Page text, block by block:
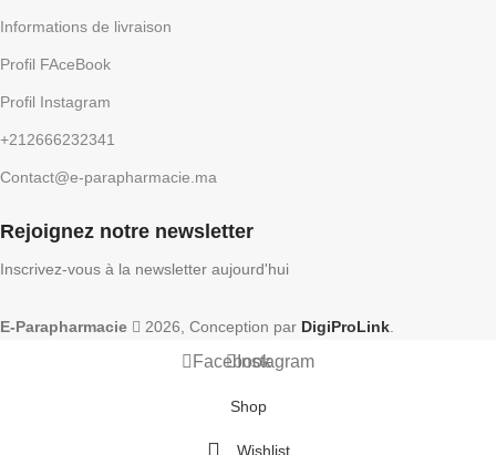
Informations de livraison
Profil FAceBook
Profil Instagram
+212666232341
Contact@e-parapharmacie.ma
Rejoignez notre newsletter
Inscrivez-vous à la newsletter aujourd'hui
E-Parapharmacie 2026, Conception par DigiProLink.
FacebookInstagram
Shop
Wishlist